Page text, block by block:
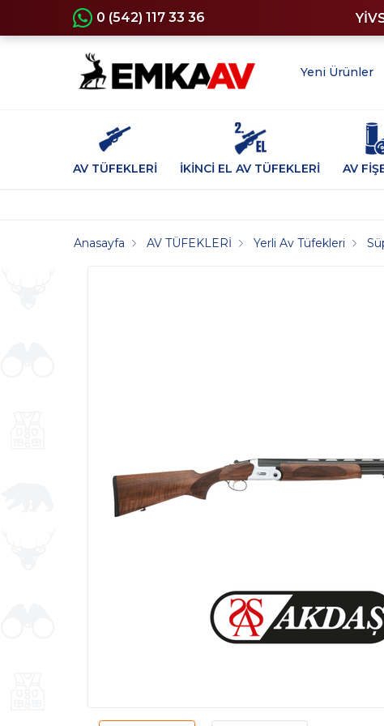
0 (542) 117 33 36
Yeni Ürünler
AV TÜFEKLERİ İKİNCİ EL AV TÜFEKLERİ AV
Anasayfa AV TÜFEKLERİ Yerli Av Tüfekleri